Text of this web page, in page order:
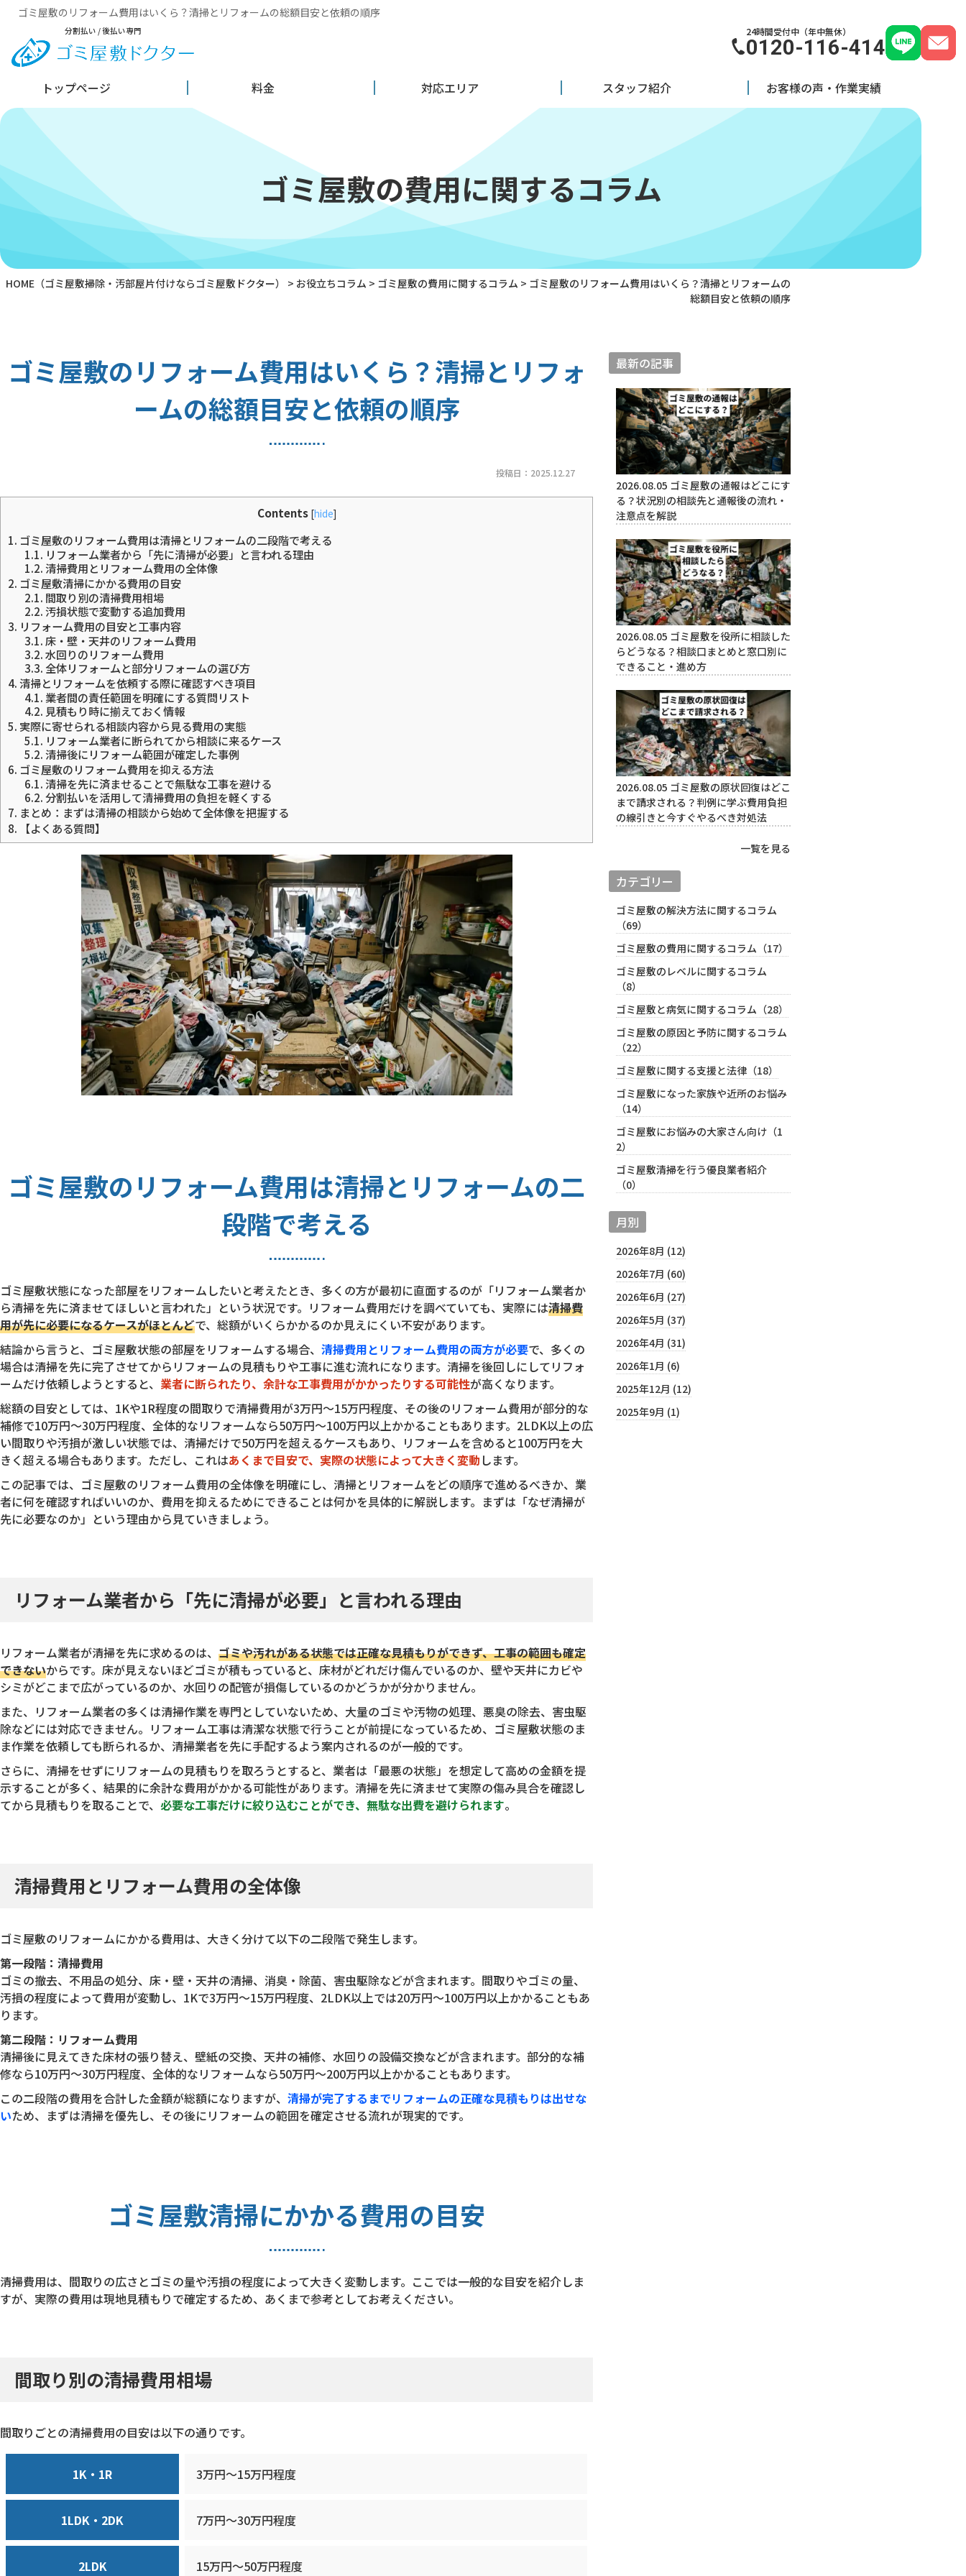
ゴミ屋敷のリフォーム費用はいくら？清掃とリフォームの総額目安と依頼の順序
分割払い / 後払い専門 24時間受付中（年中無休）
0120-116-414
トップページ 料金 対応エリア スタッフ紹介 お客様の声・作業実績
ゴミ屋敷の費用に関するコラム
HOME （ゴミ屋敷掃除・汚部屋片付けならゴミ屋敷ドクター） > お役立ちコラム > ゴミ屋敷の費用に関するコラム > ゴミ屋敷のリフォーム費用はいくら？清掃とリフォームの
総額目安と依頼の順序
ゴミ屋敷のリフォーム費用はいくら？清掃とリフォ
ームの総額目安と依頼の順序
投稿日： 2025.12.27
Contents [hide]
1. ゴミ屋敷のリフォーム費用は清掃とリフォームの二段階で考える
1.1. リフォーム業者から「先に清掃が必要」と言われる理由
1.2.清掃費用とリフォーム費用の全体像
2. ゴミ屋敷清掃にかかる費用の目安
2.1. 間取り別の清掃費用相場
2.2.汚損状態で変動する追加費用
3. リフォーム費用の目安と工事内容
3.1. 床・壁・天井のリフォーム費用
3.2.水回りのリフォーム費用
3.3. 全体リフォームと部分リフォームの選び方
4.清掃とリフォームを依頼する際に確認すべき項目
4.1. 業者間の責任範囲を明確にする質問リスト
4.2. 見積もり時に揃えておく情報
5. 実際に寄せられる相談内容から見る費用の実態
5.1. リフォーム業者に断られてから相談に来るケース
5.2.清掃後にリフォーム範囲が確定した事例
6. ゴミ屋敷のリフォーム費用を抑える方法
6.1.清掃を先に済ませることで無駄な工事を避ける
6.2.分割払いを活用して清掃費用の負担を軽くする
7. まとめ：まずは清掃の相談から始めて全体像を把握する
8. 【よくある質問】
ゴミ屋敷のリフォーム費用は清掃とリフォームの二
段階で考える
ゴミ屋敷状態になった部屋をリフォームしたいと考えたとき、多くの方が最初に直面するのが「リフォーム業者か
ら清掃を先に済ませてほしいと言われた」という状況です。リフォーム費用だけを調べていても、実際には清掃費
用が先に必要になるケースがほとんどで、総額がいくらかかるのか見えにくい不安があります。
結論から言うと、ゴミ屋敷状態の部屋をリフォームする場合、 清掃費用とリフォーム費用の両方が必要で、多くの
場合は清掃を先に完了させてからリフォームの見積もりや工事に進む流れになります。清掃を後回しにしてリフォ
ームだけ依頼しようとすると、 業者に断られたり、余計な工事費用がかかったりする可能性が高くなります。
総額の目安としては、1Kや1R程度の間取りで清掃費用が3万円〜15万円程度、その後のリフォーム費用が部分的な
補修で10万円〜30万円程度、全体的なリフォームなら50万円〜100万円以上かかることもあります。2LDK以上の広
い間取りや汚損が激しい状態では、清掃だけで50万円を超えるケースもあり、リフォームを含めると100万円を大
きく超える場合もあります。ただし、これはあくまで目安で、実際の状態によって大きく変動 します。
この記事では、ゴミ屋敷のリフォーム費用の全体像を明確にし、清掃とリフォームをどの順序で進めるべきか、業
者に何を確認すればいいのか、費用を抑えるためにできることは何かを具体的に解説します。まずは「なぜ清掃が
先に必要なのか」という理由から見ていきましょう。
リフォーム業者から「先に清掃が必要」と言われる理由
リフォーム業者が清掃を先に求めるのは、 ゴミや汚れがある状態では正確な見積もりができず、工事の範囲も確定
できないからです。床が見えないほどゴミが積もっていると、床材がどれだけ傷んでいるのか、壁や天井にカビや
シミがどこまで広がっているのか、水回りの配管が損傷しているのかどうかが分かりません。
また、リフォーム業者の多くは清掃作業を専門としていないため、大量のゴミや汚物の処理、悪臭の除去、害虫駆
除などには対応できません。リフォーム工事は清潔な状態で行うことが前提になっているため、ゴミ屋敷状態のま
ま作業を依頼しても断られるか、清掃業者を先に手配するよう案内されるのが一般的です。
さらに、清掃をせずにリフォームの見積もりを取ろうとすると、業者は「最悪の状態」を想定して高めの金額を提
示することが多く、結果的に余計な費用がかかる可能性があります。清掃を先に済ませて実際の傷み具合を確認し
てから見積もりを取ることで、 必要な工事だけに絞り込むことができ、無駄な出費を避けられます。
清掃費用とリフォーム費用の全体像
ゴミ屋敷のリフォームにかかる費用は、大きく分けて以下の二段階で発生します。
第一段階：清掃費用
ゴミの撤去、不用品の処分、床・壁・天井の清掃、消臭・除菌、害虫駆除などが含まれます。間取りやゴミの量、
汚損の程度によって費用が変動し、1Kで3万円〜15万円程度、2LDK以上では20万円〜100万円以上かかることもあ
ります。
第二段階：リフォーム費用
清掃後に見えてきた床材の張り替え、壁紙の交換、天井の補修、水回りの設備交換などが含まれます。部分的な補
修なら10万円〜30万円程度、全体的なリフォームなら50万円〜200万円以上かかることもあります。
この二段階の費用を合計した金額が総額になりますが、 清掃が完了するまでリフォームの正確な見積もりは出せな
いため、まずは清掃を優先し、その後にリフォームの範囲を確定させる流れが現実的です。
ゴミ屋敷清掃にかかる費用の目安
清掃費用は、間取りの広さとゴミの量や汚損の程度によって大きく変動します。ここでは一般的な目安を紹介しま
すが、実際の費用は現地見積もりで確定するため、あくまで参考としてお考えください。
間取り別の清掃費用相場
間取りごとの清掃費用の目安は以下の通りです。
1K・1R 3万円〜15万円程度
1LDK・2DK 7万円〜30万円程度
2LDK 15万円〜50万円程度
最新の記事
2026.08.05 ゴミ屋敷の通報はどこにす
る？状況別の相談先と通報後の流れ・
注意点を解説
2026.08.05 ゴミ屋敷を役所に相談した
らどうなる？相談口まとめと窓口別に
できること・進め方
2026.08.05 ゴミ屋敷の原状回復はどこ
まで請求される？判例に学ぶ費用負担
の線引きと今すぐやるべき対処法
一覧を見る
カテゴリー
ゴミ屋敷の解決方法に関するコラム
（69）
ゴミ屋敷の費用に関するコラム（17）
ゴミ屋敷のレベルに関するコラム
（8）
ゴミ屋敷と病気に関するコラム（28）
ゴミ屋敷の原因と予防に関するコラム
（22）
ゴミ屋敷に関する支援と法律（18）
ゴミ屋敷になった家族や近所のお悩み
（14）
ゴミ屋敷にお悩みの大家さん向け（1
2）
ゴミ屋敷清掃を行う優良業者紹介
（0）
月別
2026年8月 (12)
2026年7月 (60)
2026年6月 (27)
2026年5月 (37)
2026年4月 (31)
2026年1月 (6)
2025年12月 (12)
2025年9月 (1)